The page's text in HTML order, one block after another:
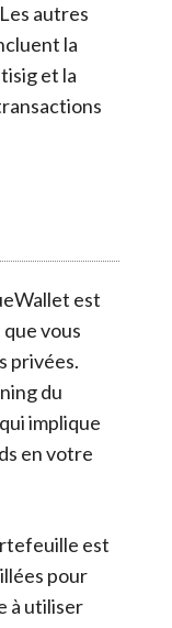
autres
la
et la
est
vous
privées.
du
implique
en votre
est
pour
à utiliser